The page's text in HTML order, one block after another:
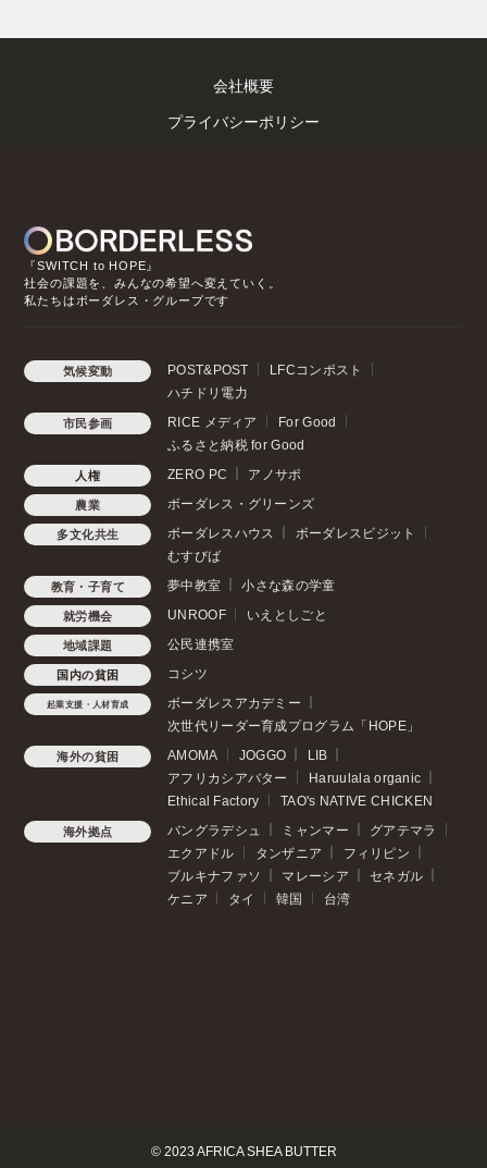
会社概要
プライバシーポリシー
『SWITCH to HOPE』
社会の課題を、みんなの希望へ変えていく。
私たちはボーダレス・グループです
気候変動 POST&POST
LFCコンポスト
ハチドリ電力
市民参画 RICE メディア
For Good
ふるさと納税 for Good
人権 ZERO PC アノサポ
農業 ボーダレス・グリーンズ
多文化共生 ボーダレスハウス
ボーダレスビジット
むすびば
教育・子育て 夢中教室 小さな森の学童
就労機会 UNROOF いえとしごと
地域課題 公民連携室
国内の貧困 コシツ
起業支援・人材育成
ボーダレスアカデミー
次世代リーダー育成プログラム「HOPE」
海外の貧困 AMOMA JOGGO
LIB
アフリカシアバター
Haruulala organic
Ethical Factory
TAO's NATIVE CHICKEN
海外拠点 バングラデシュ ミャンマー
グアテマラ
エクアドル
タンザニア
フィリピン
ブルキナファソ
マレーシア
セネガル
ケニア
タイ 韓国 台湾
© 2023 AFRICA SHEA BUTTER